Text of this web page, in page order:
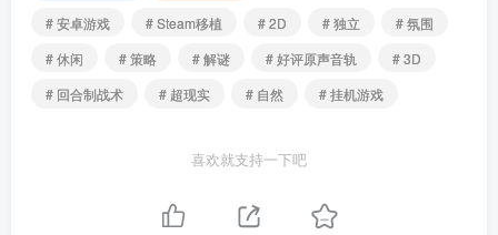
# 安卓游戏
# Steam移植 # 2D # 独立
# 氛围
# 休闲
# 策略 # 解谜 # 好评原声音轨
# 3D
# 回合制战术
# 超现实 # 自然 # 挂机游戏
喜欢就支持一下吧